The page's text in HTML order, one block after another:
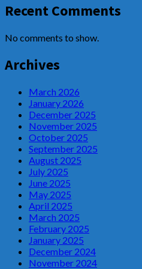
Recent Comments
No comments to show.
Archives
March 2026
January 2026
December 2025
November 2025
October 2025
September 2025
August 2025
July 2025
June 2025
May 2025
April 2025
March 2025
February 2025
January 2025
December 2024
November 2024